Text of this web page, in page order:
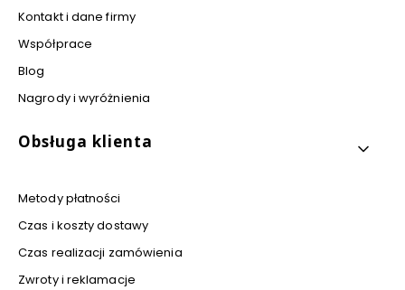
Kontakt i dane firmy
Współprace
Blog
Nagrody i wyróżnienia
Obsługa klienta
Metody płatności
Czas i koszty dostawy
Czas realizacji zamówienia
Zwroty i reklamacje